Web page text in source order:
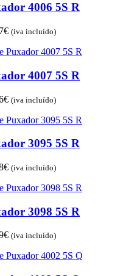
64.78€4006 5S R
€Price
10.63€
41.27€
(iva incluído)
4007 5S R
€Price
10.52€
83.36€
(iva incluído)
3095 5S R
€Price
10.63€
75.78€
(iva incluído)
3098 5S R
€Price
10.63€
(iva incluído)